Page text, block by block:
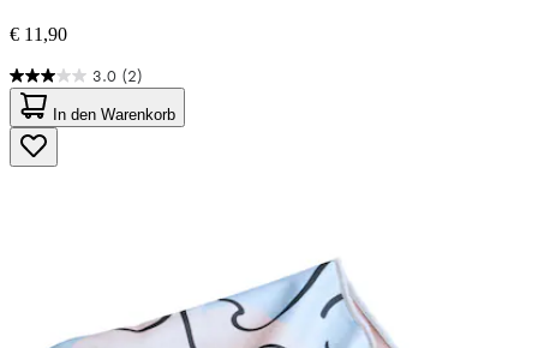
€ 11,90
3.0 (2)
3.0
von
5
Sternen.
2
In den Warenkorb